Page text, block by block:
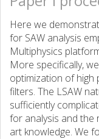
Here we
for SAW analysis
Multiphysics
More specifically,
optimization of high
filters. The LSAW
sufficiently
for analysis and
art knowledge. We